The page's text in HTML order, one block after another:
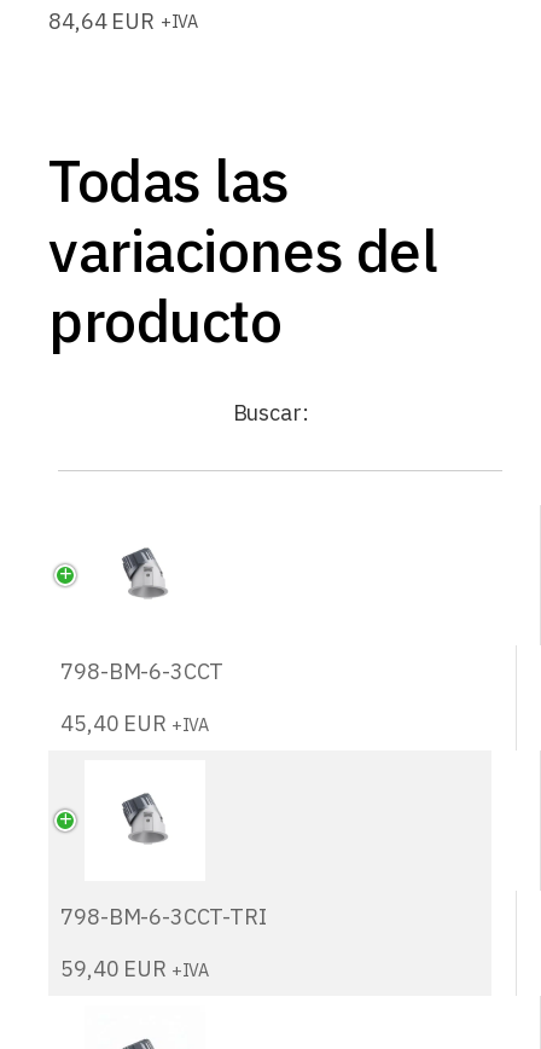
84,64 EUR +IVA
Todas las
variaciones del
producto
Buscar:
798-BM-6-3CCT
45,40 EUR +IVA
798-BM-6-3CCT-TRI
59,40 EUR +IVA